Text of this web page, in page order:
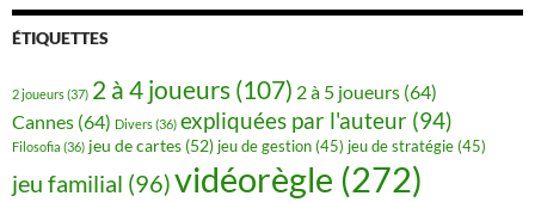
ÉTIQUETTES
2 joueurs(37) 2 à 4 joueurs (107) 2 à 5 joueurs (64)
Cannes (64) Divers(36) expliquées par l'auteur (94)
Filosofia (36) jeu de cartes (52) jeu de gestion (45) jeu de stratégie (45)
jeu familial (96)vidéorègle (272)